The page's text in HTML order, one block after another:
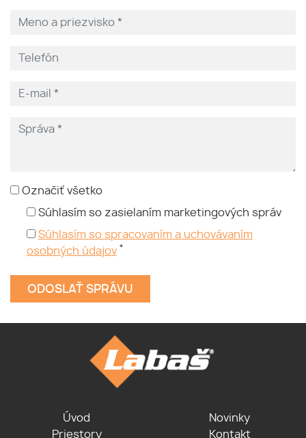
Označiť všetko
Súhlasím so zasielaním marketingových správ
Súhlasím so spracovaním a uchovávaním
osobných údajov *
Úvod
Priestory
Novinky
Kontakt